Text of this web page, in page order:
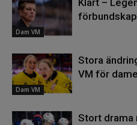
Dam VM
Klart –
Dam VM
Stora
VM för
Stort drama